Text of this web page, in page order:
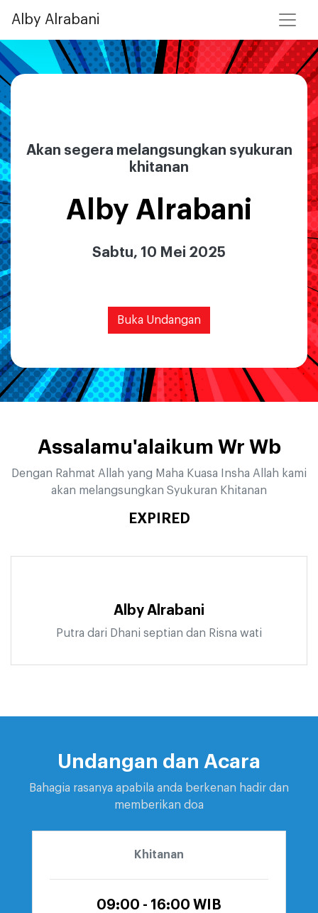
Alby Alrabani
Akan segera melangsungkan syukuran
khitanan
Alby Alrabani
Sabtu, 10 Mei 2025
Buka Undangan
Assalamu'alaikum Wr Wb
Dengan Rahmat Allah yang Maha Kuasa Insha Allah kami
akan melangsungkan Syukuran Khitanan
EXPIRED
Alby Alrabani
Putra dari Dhani septian dan Risna wati
Undangan dan Acara
Bahagia rasanya apabila anda berkenan hadir dan
memberikan doa
Khitanan
09:00 - 16:00 WIB